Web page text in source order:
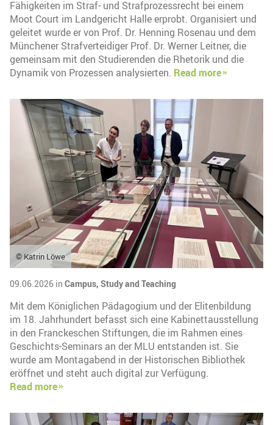
Fähigkeiten im Straf- und Strafprozessrecht bei einem
Moot Court im Landgericht Halle erprobt. Organisiert und
geleitet wurde er von Prof. Dr. Henning Rosenau und dem
Münchener Strafverteidiger Prof. Dr. Werner Leitner, die
gemeinsam mit den Studierenden die Rhetorik und die
Dynamik von Prozessen analysierten. Read more
© Katrin Löwe
09.06.2026 in Campus, Study and Teaching
Mit dem Königlichen Pädagogium und der Elitenbildung
im 18. Jahrhundert befasst sich eine Kabinettausstellung
in den Franckeschen Stiftungen, die im Rahmen eines
Geschichts-Seminars an der MLU entstanden ist. Sie
wurde am Montagabend in der Historischen Bibliothek
eröffnet und steht auch digital zur Verfügung.
Read more